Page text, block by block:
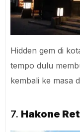
Hidden gem di
tempo dulu
kembali ke masa
7. Hakone